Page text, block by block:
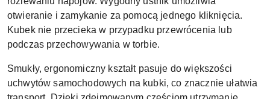
otwieranie i zamykanie za pomocą jednego kliknięcia.
Kubek nie przecieka w przypadku przewrócenia lub
podczas przechowywania w torbie.
Smukły, ergonomiczny kształt pasuje do większości
uchwytów samochodowych na kubki, co znacznie ułatwia